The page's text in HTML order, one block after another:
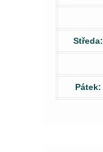
Středa:
Pátek: